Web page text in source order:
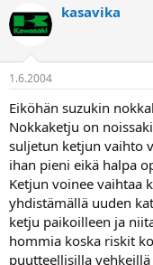
i
t
t
a
j
a
kasavika
1.6.2004
Eiköhän suzukin
Nokkaketju on
suljetun ketjun vaihto
ihan pieni eikä halpa
Ketjun voinee vaihtaa
yhdistämällä uuden
ketju paikoilleen ja
hommia koska riskit
puutteellisilla